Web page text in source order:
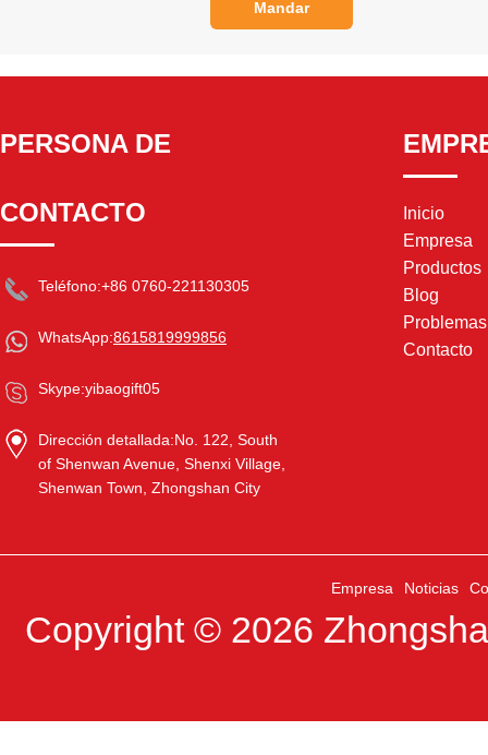
Mandar
PERSONA DE
CONTACTO
Teléfono:+86 0760-221130305
WhatsApp:8615819999856
Skype:yibaogift05
Dirección detallada:No. 122, South
of Shenwan Avenue, Shenxi Village,
Shenwan Town, Zhongshan City
Inicio
Empresa
Productos
Blog
Contacto
Empresa Noticias
Copyright © 2026